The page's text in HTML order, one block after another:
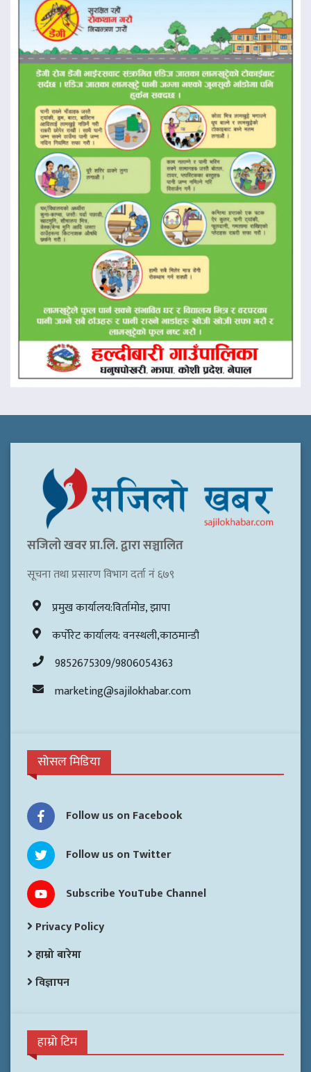
सजिलो खवर प्रा.लि. द्वारा सञ्चालित
सूचना तथा प्रसारण विभाग दर्ता नं ६७९
प्रमुख कार्यालय:विर्तामोड, झापा
कर्पोरेट कार्यालय: वनस्थली,काठमान्डौ
9852675309/9806054363
marketing@sajilokhabar.com
सोसल मिडिया
Follow us on Facebook
Follow us on Twitter
Subscribe YouTube Channel
Privacy Policy
हाम्रो बारेमा
विज्ञापन
हाम्रो टिम